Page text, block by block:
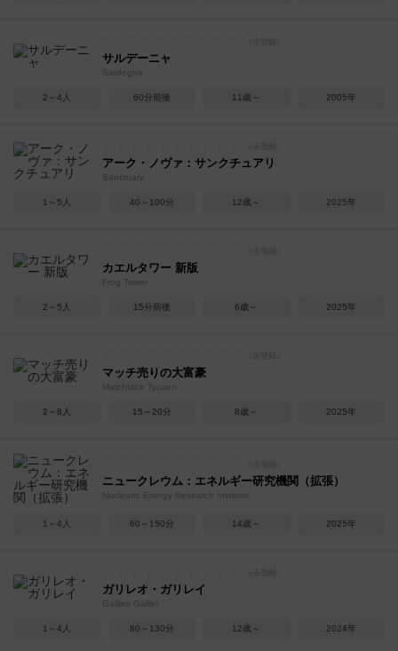
サルデーニャ
Sardegna
2～4人 60分前後 11歳～ 2005年
アーク・ノヴァ：サンクチュアリ
Sanctuary
1～5人 40～100分 12歳～ 2025年
カエルタワー 新版
Frog Tower
2～5人 15分前後 6歳～ 2025年
マッチ売りの大富豪
Matchstick Tycoon
2～8人 15～20分 8歳～ 2025年
ニュークレウム：エネルギー研究機関（拡張）
Nucleum: Energy Research Institute
1～4人 60～150分 14歳～ 2025年
ガリレオ・ガリレイ
Galileo Galilei
1～4人 80～130分 12歳～ 2024年